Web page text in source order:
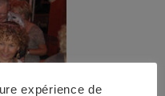
expérience de